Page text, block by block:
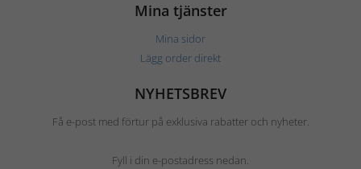
Mina tjänster
Mina sidor
Lägg order direkt
NYHETSBREV
Få e-post med förtur på exklusiva rabatter och nyheter.
Fyll i din e-postadress nedan.